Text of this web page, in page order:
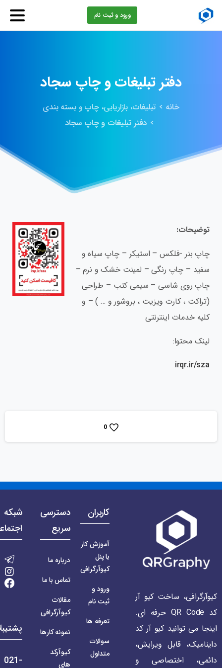
ورود و ثبت نام
دفترتبلیغاتوچاپ سجاد
خانه
تبلیغات، بازاریابی، چاپ و بسته بندی
دفتر تبلیغات و چاپ سجاد
توضیحات:
چاپ بنر -فلکس – استیکر – چاپ سیاه و
سفید – چاپ رنگی – لمینت خشک و نرم –
چاپ روی شاسی – سیمی کتب – طراحی
(تراکت ، کارت ویزیت ، بروشور و … ) – و
کلیه خدمات اینترنتی
لینک محتوا:
irqr.ir/sza
0
کیوآرگرافی، ساخت کیو آر
کد QR Code حرفه ای.
اینجا می توانید کیو آر کد
داینامیک، قابل ویرایش،
دائمی، اختصاصی و
کاربران
آموزش کار
با پنل
کیوآرگرافی
ورود و
ثبت نام
تعرفه ها
سوالات
متداول
دسترسی
سریع
درباره ما
تماس با ما
مقالات
کیوآرگرافی
نمونه کارها
کیوآرکد
های
021-